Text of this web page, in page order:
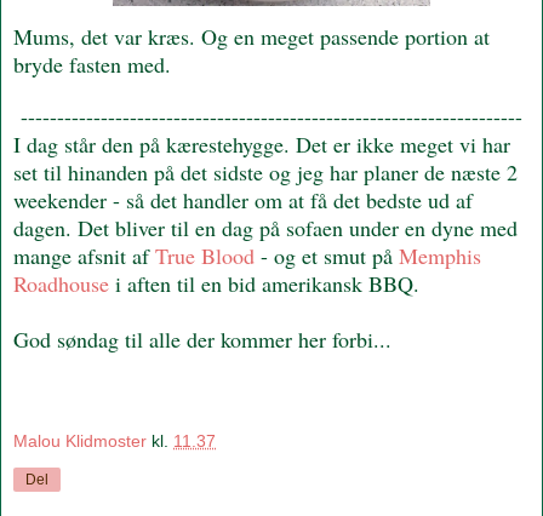
Mums, det var kræs. Og en meget passende portion at
bryde fasten med.
---------------------------------------------------------------------
I dag står den på kærestehygge. Det er ikke meget vi har
set til hinanden på det sidste og jeg har planer de næste 2
weekender - så det handler om at få det bedste ud af
dagen. Det bliver til en dag på sofaen under en dyne med
mange afsnit afTrue Blood - og et smut på Memphis
Roadhouse i aften til en bid amerikansk BBQ.
God søndag til alle der kommer her forbi...
Malou Klidmoster kl. 11.37
Del